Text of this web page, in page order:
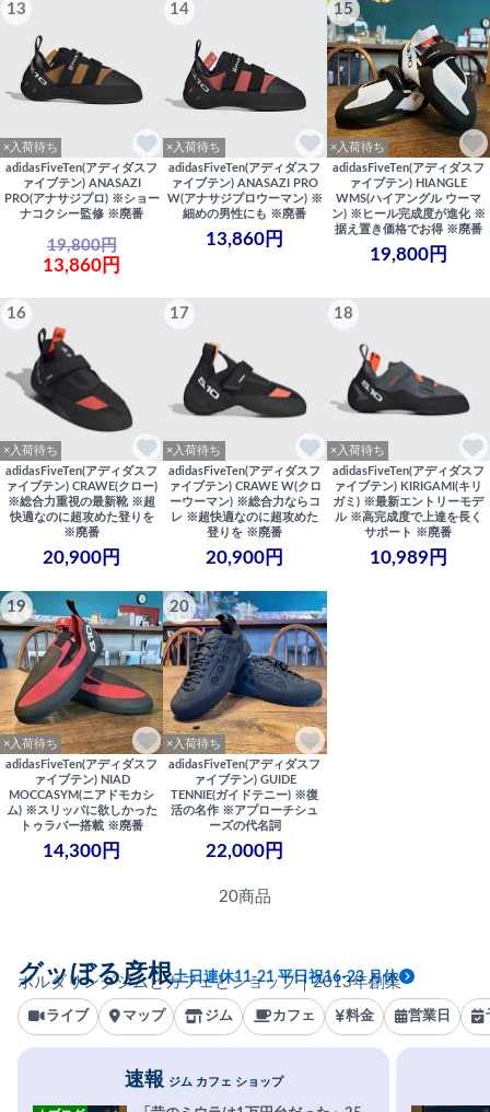
13
×入荷待ち
adidasFiveTen(アディダスフ
ァイブテン) ANASAZI
PRO(アナサジプロ) ※ショー
ナコクシー監修 ※廃番
19,800円
13,860円
14
×入荷待ち
adidasFiveTen(アディダスフ
ァイブテン) ANASAZI PRO
W(アナサジプロウーマン) ※
細めの男性にも ※廃番
13,860円
15
×入荷待ち
adidasFiveTen(アディダスフ
ァイブテン) HIANGLE
WMS(ハイアングル ウーマ
ン) ※ヒール完成度が進化 ※
据え置き価格でお得 ※廃番
19,800円
16
×入荷待ち
adidasFiveTen(アディダスフ
ァイブテン) CRAWE(クロー)
※総合力重視の最新靴 ※超
快適なのに超攻めた登りを
※廃番
20,900円
17
×入荷待ち
adidasFiveTen(アディダスフ
ァイブテン) CRAWE W(クロ
ーウーマン) ※総合力ならコ
レ ※超快適なのに超攻めた
登りを ※廃番
20,900円
18
×入荷待ち
adidasFiveTen(アディダスフ
ァイブテン) KIRIGAMI(キリ
ガミ) ※最新エントリーモデ
ル ※高完成度で上達を長く
サポート ※廃番
10,989円
19
×入荷待ち
adidasFiveTen(アディダスフ
ァイブテン) NIAD
MOCCASYM(ニアドモカシ
ム) ※スリッパに欲しかった
トゥラバー搭載 ※廃番
14,300円
20
×入荷待ち
adidasFiveTen(アディダスフ
ァイブテン) GUIDE
TENNIE(ガイドテニー) ※復
活の名作 ※アプローチシュ
ーズの代名詞
22,000円
20商品
ボルダリングジムとカフェとショップ｜2013年創業
グッぼる彦根土日連休11-21 平日祝16-23 月休
ライブ マップ ジム カフェ 料金 営業日
速報 ジム カフェ ショップ